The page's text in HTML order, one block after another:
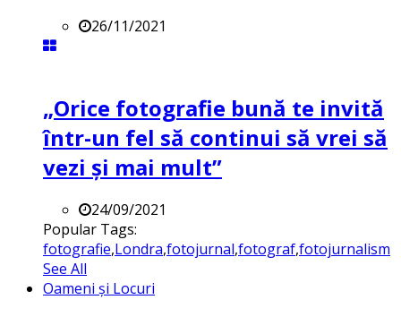
26/11/2021
„Orice fotografie bună te invită
într-un fel să continui să vrei să
vezi și mai mult”
24/09/2021
Popular Tags:
fotografie,Londra,fotojurnal,fotograf,fotojurnalism
See All
Oameni și Locuri